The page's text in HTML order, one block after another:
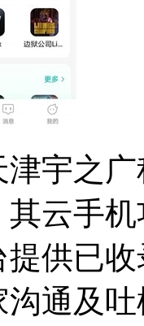
宇之
云手
供已
通及